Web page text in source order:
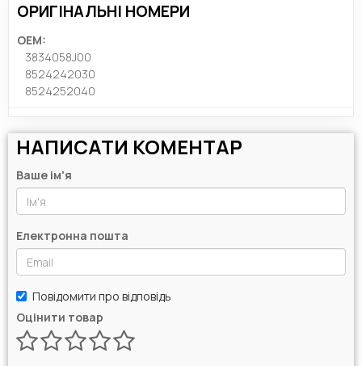
ОРИГІНАЛЬНІ НОМЕРИ
OEM:
3834058J00
8524242030
8524252040
НАПИСАТИ КОМЕНТАР
Ваше ім'я
Електронна пошта
Повідомити про відповідь
Оцінити товар